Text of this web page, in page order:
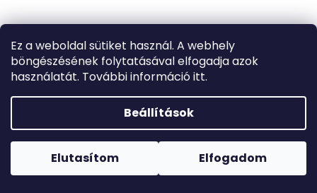
Ez a weboldal sütiket használ. A webhely
böngészésének folytatásával elfogadja azok
használatát. További információ itt.
Beállítások
Elutasítom Elfogadom
Forró napokon nem javasoljuk a csomagautomatákba
történő kézbesítést. A magas hőmérsékletre érzékeny
termékek átvételkor nem biztos, hogy optimális állapotban
u
k
WAHL
HOME
PRO
FEKETE
HAJNYÍRÓ
OTTHONI
HASZNÁLATRA